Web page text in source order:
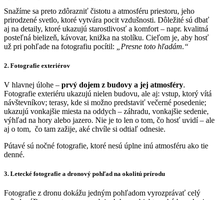
Snažíme sa preto zdôrazniť čistotu a atmosféru priestoru, jeho
prirodzené svetlo, ktoré vytvára pocit vzdušnosti. Dôležité sú dbať
aj na detaily, ktoré ukazujú starostlivosť a komfort – napr. kvalitná
posteľná bielizeň, kávovar, knižka na stolíku. Cieľom je, aby hosť
už pri pohľade na fotografiu pocítil:
„Presne toto hľadám.“
2. Fotografie exteriérov
V hlavnej úlohe – prvý dojem z budovy a jej atmosféry.
Fotografie exteriéru ukazujú nielen budovu, ale aj: vstup, ktorý vítá
návštevníkov; terasy, kde si možno predstaviť večerné posedenie;
ukazujú vonkajšie miesta na oddych – záhradu, vonkajšie sedenie,
výhľad na hory alebo jazero. Nie je to len o tom, čo hosť uvidí – ale
aj o tom, čo tam zažije, aké chvíle si odtiaľ odnesie.
Pútavé sú nočné fotografie, ktoré nesú úplne inú atmosféru ako tie
denné.
3. Letecké fotografie a dronový pohľad na okolitú prírodu
Fotografie z dronu dokážu jedným pohľadom vyrozprávať celý